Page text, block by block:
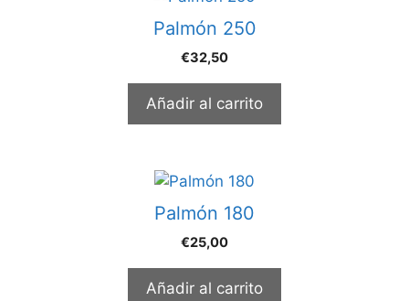
Palmón 250
€32,50
Añadir al carrito
Palmón 180
€25,00
Añadir al carrito